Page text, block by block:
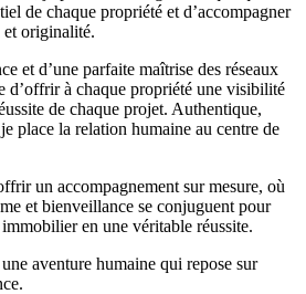
de chaque propriété et d’accompagner
et originalité.
et d’une parfaite maîtrise des réseaux
d’offrir à chaque propriété une visibilité
de chaque projet. Authentique,
place la relation humaine au centre de
un accompagnement sur mesure, où
et bienveillance se conjuguent pour
en une véritable réussite.
aventure humaine qui repose sur